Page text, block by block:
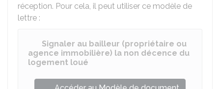
réception. Pour cela, il peut utiliser ce modèle de
lettre :
Signaler au bailleur (propriétaire ou
agence immobilière) la non décence du
logement loué